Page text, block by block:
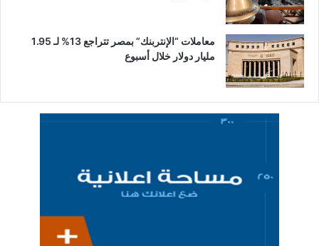
معاملات “الإنتربنك” بمصر تتراجع 13% لـ 1.95
مليار دولار خلال أسبوع